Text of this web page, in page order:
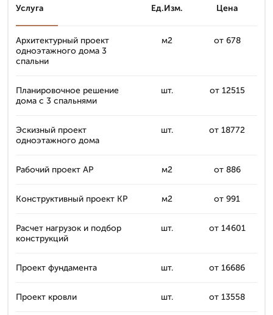
Услуга Ед.Изм. Цена
Архитектурный проект
одноэтажного дома 3
спальни
м2 от 678
Планировочное решение
дома с 3 спальнями
шт. от 12515
Эскизный проект
одноэтажного дома
шт. от 18772
Рабочий проект АР м2 от 886
Конструктивный проект КР м2 от 991
Расчет нагрузок и подбор
конструкций
шт. от 14601
Проект фундамента шт. от 16686
Проект кровли шт. от 13558